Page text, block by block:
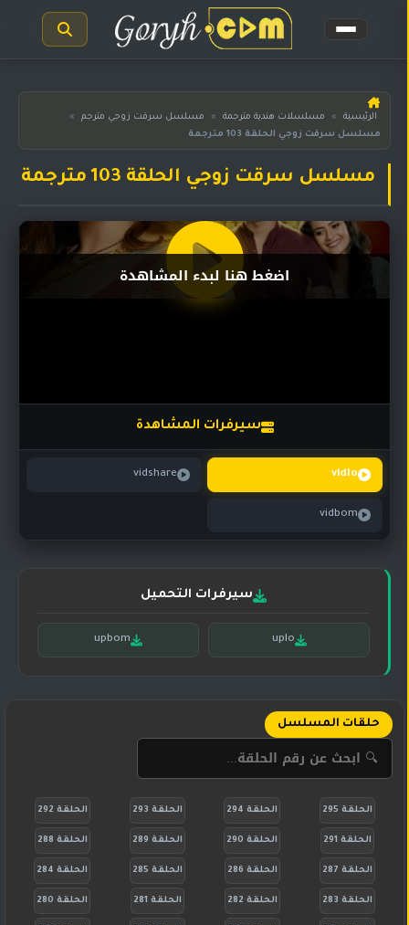
الرئيسية
مسلسلات
المترجمة
هندية
مدبلجة
مسلسلات
مسلسلات
تركي
مسلسلات
الرئيسية » مسلسلات هندية مترجمة » مسلسل سرقت زوجي مترجم
»
مسلسل سرقت زوجي الحلقة 103 مترجمة
مسلسل سرقت زوجي الحلقة 103 مترجمة
سيرفرات المشاهدة
vidlo
vidshare
vidbom
اضغط هنا لبدء المشاهدة
سيرفرات التحميل
uplo
upbom
حلقات المسلسل
الحلقة 295 الحلقة 294 الحلقة 293 الحلقة 292
الحلقة 291 الحلقة 290 الحلقة 289 الحلقة 288
الحلقة 287 الحلقة 286 الحلقة 285 الحلقة 284
الحلقة 283 الحلقة 282 الحلقة 281 الحلقة 280